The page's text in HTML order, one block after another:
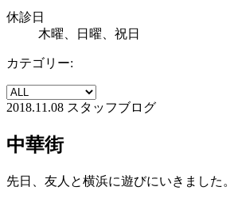
休診日
木曜、日曜、祝日
カテゴリー:
2018.11.08 スタッフブログ
中華街
先日、友人と横浜に遊びにいきました。